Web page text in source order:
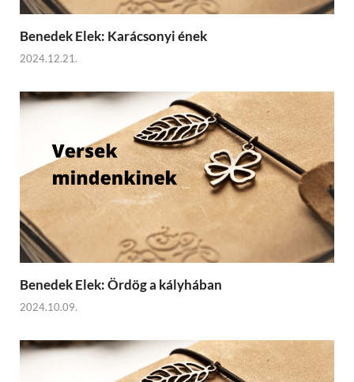
Benedek Elek: Karácsonyi ének
2024.12.21.
Benedek Elek: Ördög a kályhában
2024.10.09.